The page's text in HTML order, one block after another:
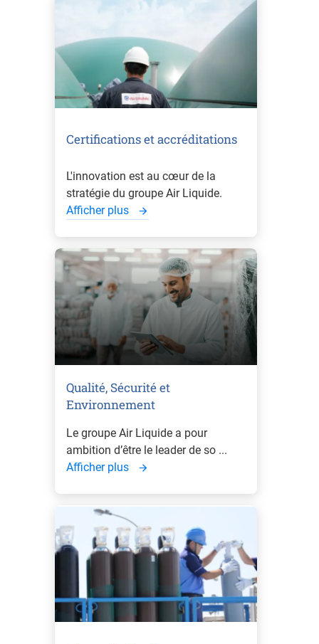
Certifications et accréditations
L'innovation est au cœur de la
stratégie du groupe Air Liquide.
Afficher plus
Qualité, Sécurité et
Environnement
Le groupe Air Liquide a pour
ambition d’être le leader de so ...
Afficher plus